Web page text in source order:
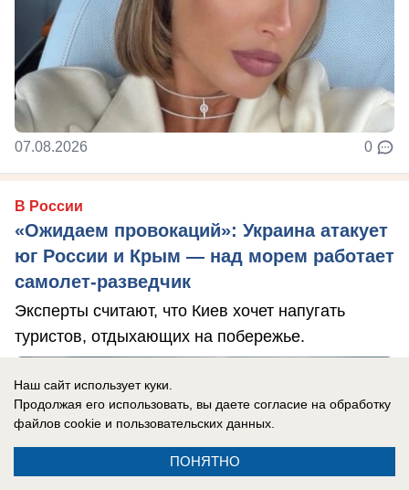
07.08.2026 0
В России
«Ожидаем провокаций»: Украина атакует
юг России и Крым — над морем работает
самолет-разведчик
Эксперты считают, что Киев хочет напугать
туристов, отдыхающих на побережье.
Наш сайт использует куки.
Продолжая его использовать, вы даете согласие на обработку
файлов cookie и пользовательских данных.
ПОНЯТНО